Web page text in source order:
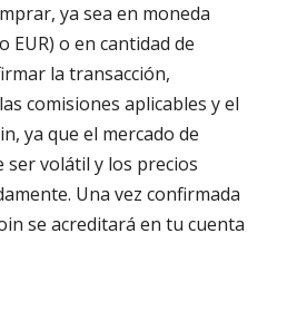
ya sea en moneda
EUR) o en cantidad de
la transacción,
comisiones aplicables y el
ya que el mercado de
volátil y los precios
Una vez confirmada
se acreditará en tu cuenta